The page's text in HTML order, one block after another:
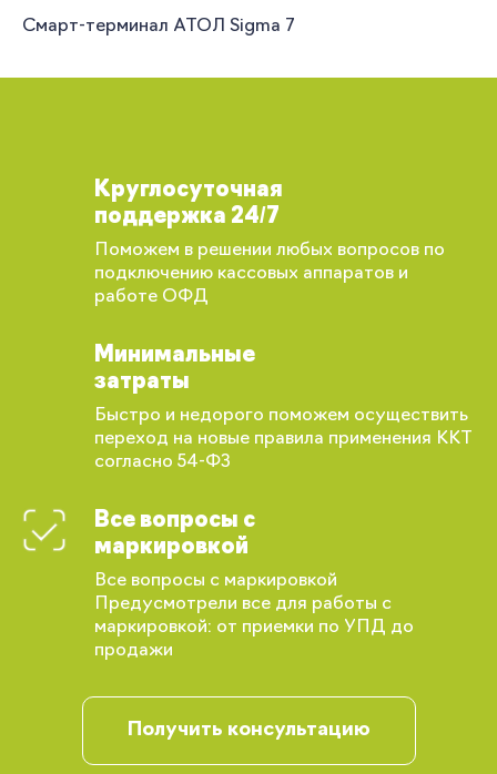
Смарт-терминал АТОЛ Sigma 7
Круглосуточная
поддержка 24/7
Поможем в решении любых вопросов по
подключению кассовых аппаратов и
работе ОФД
Минимальные
затраты
Быстро и недорого поможем осуществить
переход на новые правила применения ККТ
согласно 54-ФЗ
Все вопросы с
маркировкой
Все вопросы с маркировкой
Предусмотрели все для работы с
маркировкой: от приемки по УПД до
продажи
Получить консультацию
Вы сможете отслеживать статус своих